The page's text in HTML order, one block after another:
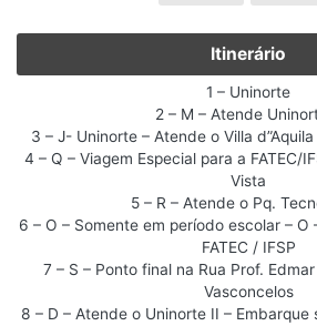
Itinerário
1 – Uninorte
2 – M – Atende
3 – J- Uninorte – Atende o Villa
4 – Q – Viagem Especial para a FATEC/
Vista
5 – R – Atende o Pq.
6 – O – Somente em período escolar – O
FATEC / IFSP
7 – S – Ponto final na Rua Prof.
Vasconcelos
8 – D – Atende o Uninorte II – Embarque